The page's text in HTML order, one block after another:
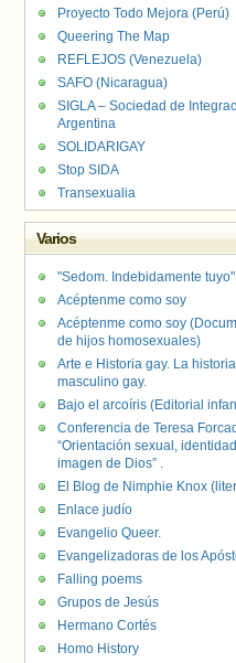
Proyecto Todo Mejora (Perú)
Queering The Map
REFLEJOS (Venezuela)
SAFO (Nicaragua)
SIGLA – Sociedad de
Argentina
SOLIDARIGAY
Stop SIDA
Transexualia
Varios
"Sedom. Indebidamente tuyo"
Acéptenme como soy
Acéptenme como soy
de hijos homosexuales)
Arte e Historia gay. La
masculino gay.
Bajo el arcoíris (Editorial
Conferencia de Teresa
“Orientación sexual,
imagen de Dios” .
El Blog de Nimphie Knox
Enlace judío
Evangelio Queer.
Evangelizadoras de los
Falling poems
Grupos de Jesús
Hermano Cortés
Homo History